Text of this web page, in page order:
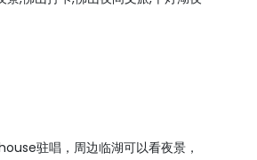
驻唱，周边临湖可以看夜景，